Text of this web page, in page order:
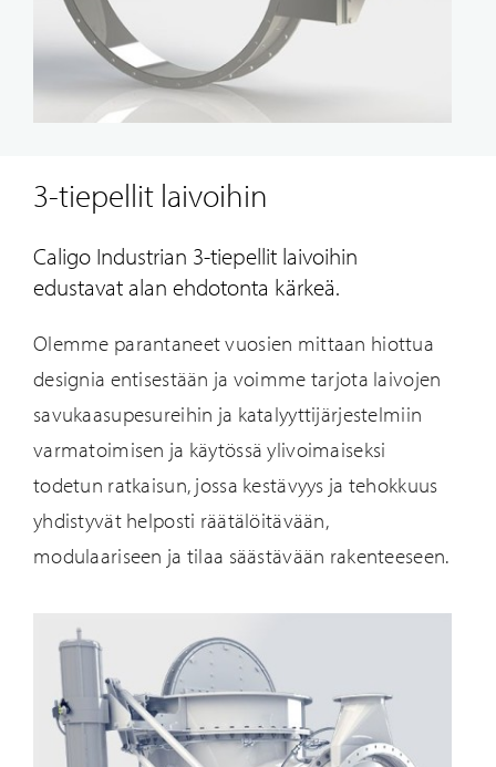
3-tiepellit laivoihin
Caligo Industrian 3-tiepellit laivoihin
edustavat alan ehdotonta kärkeä.
Olemme parantaneet vuosien mittaan hiottua
designia entisestään ja voimme tarjota laivojen
savukaasupesureihin ja katalyyttijärjestelmiin
varmatoimisen ja käytössä ylivoimaiseksi
todetun ratkaisun, jossa kestävyys ja tehokkuus
yhdistyvät helposti räätälöitävään,
modulaariseen ja tilaa säästävään rakenteeseen.